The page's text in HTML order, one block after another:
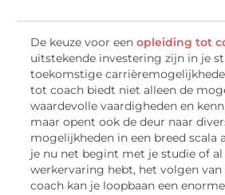
De keuze voor eenopleiding tot
uitstekende investering zijn in je
toekomstige
tot coach biedt niet alleen de
waardevolle vaardigheden en
maar opent ook de deur naar
mogelijkheden in een breed scala
je nu net begint met je studie of al
werkervaring hebt, het volgen
coach kan je loopbaan een